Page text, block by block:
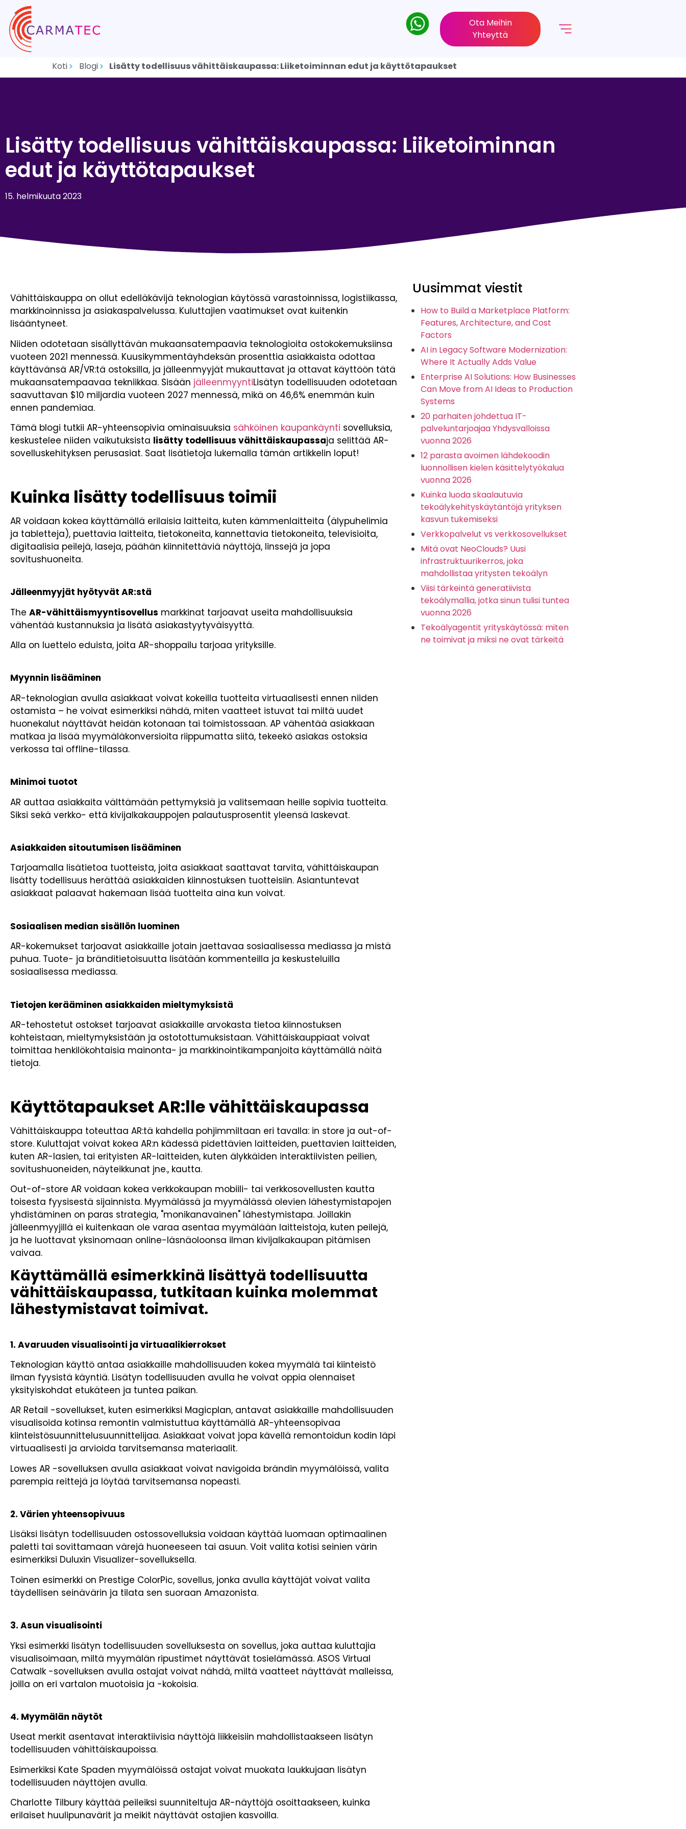
Ota Meihin
Yhteyttä
Koti Blogi Lisätty todellisuus vähittäiskaupassa: Liiketoiminnan edut ja käyttötapaukset
Lisätty todellisuus vähittäiskaupassa: Liiketoiminnan
edut ja käyttötapaukset
15. helmikuuta 2023
Vähittäiskauppa on ollut edelläkävijä teknologian käytössä varastoinnissa, logistiikassa,
markkinoinnissa ja asiakaspalvelussa. Kuluttajien vaatimukset ovat kuitenkin
lisääntyneet.
Niiden odotetaan sisällyttävän mukaansatempaavia teknologioita ostokokemuksiinsa
vuoteen 2021 mennessä. Kuusikymmentäyhdeksän prosenttia asiakkaista odottaa
käyttävänsä AR/VR:tä ostoksilla, ja jälleenmyyjät mukauttavat ja ottavat käyttöön tätä
mukaansatempaavaa tekniikkaa. Sisään jälleenmyyntiLisätyn todellisuuden odotetaan
saavuttavan $10 miljardia vuoteen 2027 mennessä, mikä on 46,6% enemmän kuin
ennen pandemiaa.
Tämä blogi tutkii AR-yhteensopivia ominaisuuksia sähköinen kaupankäynti sovelluksia,
keskustelee niiden vaikutuksista lisätty todellisuus vähittäiskaupassaja selittää AR-
sovelluskehityksen perusasiat. Saat lisätietoja lukemalla tämän artikkelin loput!
Kuinka lisätty todellisuus toimii
AR voidaan kokea käyttämällä erilaisia laitteita, kuten kämmenlaitteita (älypuhelimia
ja tabletteja), puettavia laitteita, tietokoneita, kannettavia tietokoneita, televisioita,
digitaalisia peilejä, laseja, päähän kiinnitettäviä näyttöjä, linssejä ja jopa
sovitushuoneita.
Jälleenmyyjät hyötyvät AR:stä
The AR-vähittäismyyntisovellus markkinat tarjoavat useita mahdollisuuksia
vähentää kustannuksia ja lisätä asiakastyytyväisyyttä.
Alla on luettelo eduista, joita AR-shoppailu tarjoaa yrityksille.
Myynnin lisääminen
AR-teknologian avulla asiakkaat voivat kokeilla tuotteita virtuaalisesti ennen niiden
ostamista – he voivat esimerkiksi nähdä, miten vaatteet istuvat tai miltä uudet
huonekalut näyttävät heidän kotonaan tai toimistossaan. AP vähentää asiakkaan
matkaa ja lisää myymäläkonversioita riippumatta siitä, tekeekö asiakas ostoksia
verkossa tai offline-tilassa.
Minimoi tuotot
AR auttaa asiakkaita välttämään pettymyksiä ja valitsemaan heille sopivia tuotteita.
Siksi sekä verkko- että kivijalkakauppojen palautusprosentit yleensä laskevat.
Asiakkaiden sitoutumisen lisääminen
Tarjoamalla lisätietoa tuotteista, joita asiakkaat saattavat tarvita, vähittäiskaupan
lisätty todellisuus herättää asiakkaiden kiinnostuksen tuotteisiin. Asiantuntevat
asiakkaat palaavat hakemaan lisää tuotteita aina kun voivat.
Sosiaalisen median sisällön luominen
AR-kokemukset tarjoavat asiakkaille jotain jaettavaa sosiaalisessa mediassa ja mistä
puhua. Tuote- ja bränditietoisuutta lisätään kommenteilla ja keskusteluilla
sosiaalisessa mediassa.
Tietojen kerääminen asiakkaiden mieltymyksistä
AR-tehostetut ostokset tarjoavat asiakkaille arvokasta tietoa kiinnostuksen
kohteistaan, mieltymyksistään ja ostotottumuksistaan. Vähittäiskauppiaat voivat
toimittaa henkilökohtaisia mainonta- ja markkinointikampanjoita käyttämällä näitä
tietoja.
Käyttötapaukset AR:lle vähittäiskaupassa
Vähittäiskauppa toteuttaa AR:tä kahdella pohjimmiltaan eri tavalla: in store ja out-of-
store. Kuluttajat voivat kokea AR:n kädessä pidettävien laitteiden, puettavien laitteiden,
kuten AR-lasien, tai erityisten AR-laitteiden, kuten älykkäiden interaktiivisten peilien,
sovitushuoneiden, näyteikkunat jne., kautta.
Out-of-store AR voidaan kokea verkkokaupan mobiili- tai verkkosovellusten kautta
toisesta fyysisestä sijainnista. Myymälässä ja myymälässä olevien lähestymistapojen
yhdistäminen on paras strategia, "monikanavainen" lähestymistapa. Joillakin
jälleenmyyjillä ei kuitenkaan ole varaa asentaa myymälään laitteistoja, kuten peilejä,
ja he luottavat yksinomaan online-läsnäoloonsa ilman kivijalkakaupan pitämisen
vaivaa.
Käyttämällä esimerkkinä lisättyä todellisuutta
vähittäiskaupassa, tutkitaan kuinka molemmat
lähestymistavat toimivat.
1. Avaruuden visualisointi ja virtuaalikierrokset
Teknologian käyttö antaa asiakkaille mahdollisuuden kokea myymälä tai kiinteistö
ilman fyysistä käyntiä. Lisätyn todellisuuden avulla he voivat oppia olennaiset
yksityiskohdat etukäteen ja tuntea paikan.
AR Retail -sovellukset, kuten esimerkiksi Magicplan, antavat asiakkaille mahdollisuuden
visualisoida kotinsa remontin valmistuttua käyttämällä AR-yhteensopivaa
kiinteistösuunnittelusuunnittelijaa. Asiakkaat voivat jopa kävellä remontoidun kodin läpi
virtuaalisesti ja arvioida tarvitsemansa materiaalit.
Lowes AR -sovelluksen avulla asiakkaat voivat navigoida brändin myymälöissä, valita
parempia reittejä ja löytää tarvitsemansa nopeasti.
2. Värien yhteensopivuus
Lisäksi lisätyn todellisuuden ostossovelluksia voidaan käyttää luomaan optimaalinen
paletti tai sovittamaan värejä huoneeseen tai asuun. Voit valita kotisi seinien värin
esimerkiksi Duluxin Visualizer-sovelluksella.
Toinen esimerkki on Prestige ColorPic, sovellus, jonka avulla käyttäjät voivat valita
täydellisen seinävärin ja tilata sen suoraan Amazonista.
3. Asun visualisointi
Yksi esimerkki lisätyn todellisuuden sovelluksesta on sovellus, joka auttaa kuluttajia
visualisoimaan, miltä myymälän ripustimet näyttävät tosielämässä. ASOS Virtual
Catwalk -sovelluksen avulla ostajat voivat nähdä, miltä vaatteet näyttävät malleissa,
joilla on eri vartalon muotoisia ja -kokoisia.
4. Myymälän näytöt
Useat merkit asentavat interaktiivisia näyttöjä liikkeisiin mahdollistaakseen lisätyn
todellisuuden vähittäiskaupoissa.
Esimerkiksi Kate Spaden myymälöissä ostajat voivat muokata laukkujaan lisätyn
todellisuuden näyttöjen avulla.
Charlotte Tilbury käyttää peileiksi suunniteltuja AR-näyttöjä osoittaakseen, kuinka
erilaiset huulipunavärit ja meikit näyttävät ostajien kasvoilla.
Uusimmat viestit
How to Build a Marketplace Platform:
Features, Architecture, and Cost
Factors
AI in Legacy Software Modernization:
Where It Actually Adds Value
Enterprise AI Solutions: How Businesses
Can Move from AI Ideas to Production
Systems
20 parhaiten johdettua IT-
palveluntarjoajaa Yhdysvalloissa
vuonna 2026
12 parasta avoimen lähdekoodin
luonnollisen kielen käsittelytyökalua
vuonna 2026
Kuinka luoda skaalautuvia
tekoälykehityskäytäntöjä yrityksen
kasvun tukemiseksi
Verkkopalvelut vs verkkosovellukset
Mitä ovat NeoClouds? Uusi
infrastruktuurikerros, joka
mahdollistaa yritysten tekoälyn
Viisi tärkeintä generatiivista
tekoälymallia, jotka sinun tulisi tuntea
vuonna 2026
Tekoälyagentit yrityskäytössä: miten
ne toimivat ja miksi ne ovat tärkeitä